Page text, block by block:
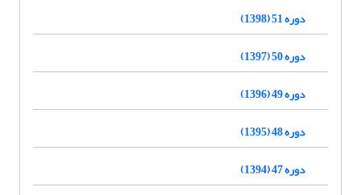
دوره 51 (1398)
دوره 50 (1397)
دوره 49 (1396)
دوره 48 (1395)
دوره 47 (1394)